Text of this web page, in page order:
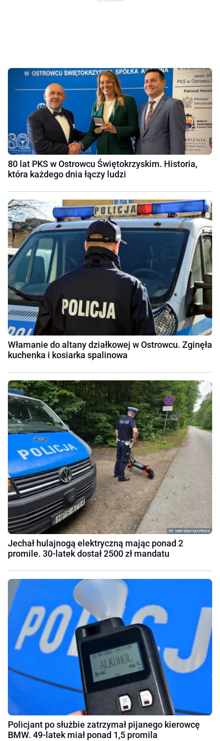
80 lat PKS w Ostrowcu Świętokrzyskim. Historia,
która każdego dnia łączy ludzi
Włamanie do altany działkowej w Ostrowcu. Zginęła
kuchenka i kosiarka spalinowa
Jechał hulajnogą elektryczną mając ponad 2
promile. 30-latek dostał 2500 zł mandatu
Policjant po służbie zatrzymał pijanego kierowcę
BMW. 49-latek miał ponad 1,5 promila